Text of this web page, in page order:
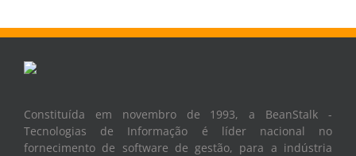
Constituída em novembro de 1993, a BeanStalk -
Tecnologias de Informação é líder nacional no
fornecimento de software de gestão, para a indústria